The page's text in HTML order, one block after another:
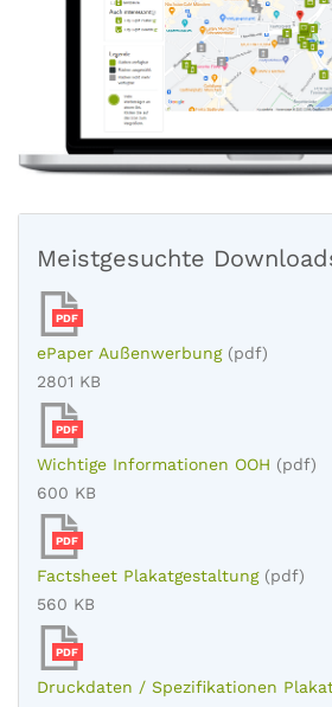
Meistgesuchte
PDF
ePaper Außenwerbung (pdf)
2801 KB
PDF
Wichtige Informationen OOH (pdf)
600 KB
PDF
Factsheet Plakatgestaltung (pdf)
560 KB
PDF
Druckdaten / Spezifikationen